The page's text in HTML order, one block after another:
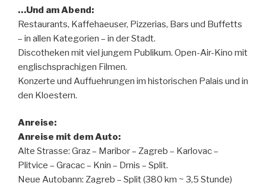
…Und am Abend:
Restaurants, Kaffehaeuser, Pizzerias, Bars und Buffetts
– in allen Kategorien – in der Stadt.
Discotheken mit viel jungem Publikum. Open-Air-Kino mit
englischsprachigen Filmen.
Konzerte und Auffuehrungen im historischen Palais und in
den Kloestern.
Anreise:
Anreise mit dem Auto:
Alte Strasse: Graz – Maribor – Zagreb – Karlovac –
Plitvice – Gracac – Knin – Drnis – Split.
Neue Autobann: Zagreb – Split (380 km ~ 3,5 Stunde)